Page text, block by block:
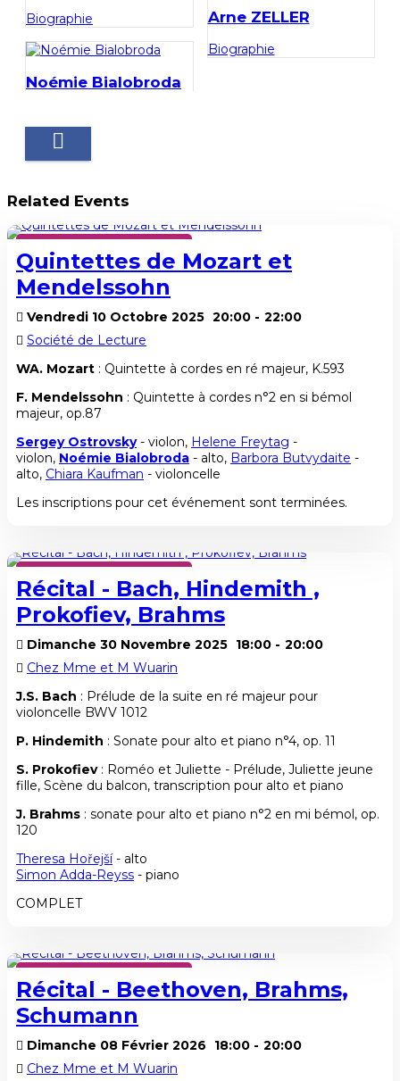
Biographie
Noémie Bialobroda
Arne ZELLER
Biographie
Related Events
Quintettes de Mozart et
Mendelssohn
Vendredi 10 Octobre 2025 20:00 - 22:00
Société de Lecture
WA. Mozart : Quintette à cordes en ré majeur, K.593
F. Mendelssohn : Quintette à cordes n°2 en si bémol
majeur, op.87
Sergey Ostrovsky- violon, Helene Freytag -
violon, Noémie Bialobroda - alto, Barbora Butvydaite -
alto, Chiara Kaufman - violoncelle
Les inscriptions pour cet événement sont terminées.
Récital - Bach, Hindemith ,
Prokofiev, Brahms
Dimanche 30 Novembre 2025 18:00 - 20:00
Chez Mme et M Wuarin
J.S. Bach : Prélude de la suite en ré majeur pour
violoncelle BWV 1012
P. Hindemith : Sonate pour alto et piano n°4, op. 11
S. Prokofiev: Roméo et Juliette - Prélude, Juliette jeune
fille, Scène du balcon, transcription pour alto et piano
J. Brahms : sonate pour alto et piano n°2 en mi bémol, op.
120
Theresa Hořejší- alto
Simon Adda-Reyss - piano
COMPLET
Récital - Beethoven, Brahms,
Schumann
Dimanche 08 Février 2026 18:00 - 20:00
Chez Mme et M Wuarin